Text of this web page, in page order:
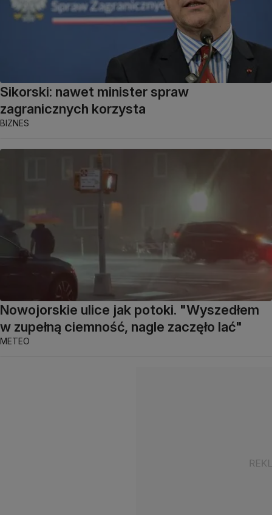
Sikorski: nawet minister spraw
zagranicznych korzysta
BIZNES
Nowojorskie ulice jak potoki. "Wyszedłem
w zupełną ciemność, nagle zaczęło lać"
METEO